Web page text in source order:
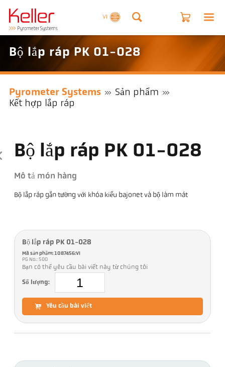
VI
Bộ lắp ráp PK 01-028
Pyrometer Systems
Sản phẩm
Kết hợp lắp ráp
Bộ lắp ráp PK 01-028
Mô tả món hàng
Bộ lắp ráp gắn tường với khóa kiểu bajonet và bộ làm mát
Bộ lắp ráp PK 01-028
Mã sản phẩm: 1087456:VI
PG No.: 500
Bạn có thể yêu cầu bài viết này từ chúng tôi
Số lượng:
Yêu cầu bài viết